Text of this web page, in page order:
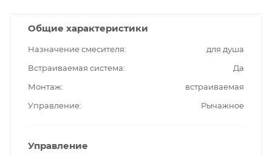
Общие характеристики
Назначение смесителя
для душа
Встраиваемая система
Да
Монтаж
встраиваемая
Управление
Рычажное
Управление